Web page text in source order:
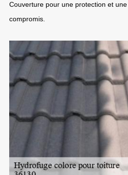
Couverture pour une protection et
compromis.